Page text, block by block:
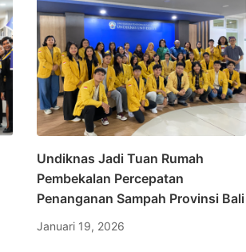
Undiknas Jadi Tuan Rumah
Pembekalan Percepatan
Penanganan Sampah Provinsi Bali
Januari 19, 2026